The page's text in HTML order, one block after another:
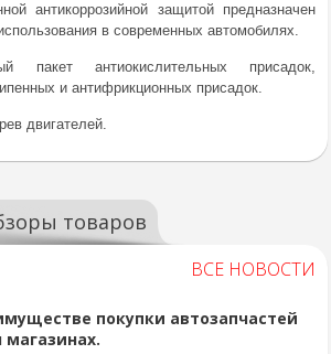
антикоррозийной защитой предназначен
в современных автомобилях.
пакет антиокислительных присадок,
и антифрикционных присадок.
двигателей.
товаров
ВСЕ НОВОСТИ
покупки автозапчастей